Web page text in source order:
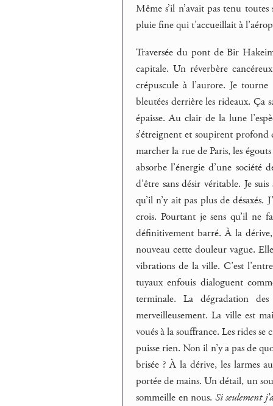
Même s’il n’avait pas tenu
pluie fine qui t’accueillait à
Traversée du pont de Bir
capitale. Un réverbère
crépuscule à l’aurore. Je
bleutées derrière les rideaux. Ça
épaisse. Au clair de la lune
s’étreignent et soupirent profond
marcher la rue de Paris, les
absorbe l’énergie d’une société
d’être sans désir véritable. Je
qu’il n’y ait pas plus de désaxés.
crois. Pourtant je sens qu’il ne
définitivement barré. À la
nouveau cette douleur vague.
vibrations de la ville. C’est
tuyaux enfouis dialoguent
terminale. La dégradation
merveilleusement. La ville est
voués à la souffrance. Les rides se
puisse rien. Non il n’y a pas de
brisée ? À la dérive, les larmes
portée de mains. Un détail, un
sommeille en nous. Si seulement